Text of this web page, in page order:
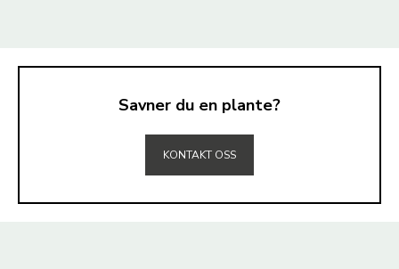
Savner du en plante?
KONTAKT OSS